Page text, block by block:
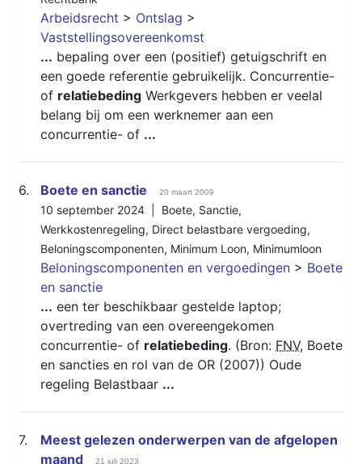
Arbeidsrecht > Ontslag >
Vaststellingsovereenkomst
... bepaling over een (positief) getuigschrift en
een goede referentie gebruikelijk. Concurrentie-
of relatiebeding Werkgevers hebben er veelal
belang bij om een werknemer aan een
concurrentie- of ...
6. Boete en sanctie 20 maart 2009
10 september 2024 | Boete, Sanctie,
Werkkostenregeling, Direct belastbare vergoeding,
Beloningscomponenten, Minimum Loon, Minimumloon
Beloningscomponenten en vergoedingen > Boete
en sanctie
... een ter beschikbaar gestelde laptop;
overtreding van een overeengekomen
concurrentie- of relatiebeding. (Bron: FNV, Boete
en sancties en rol van de OR (2007)) Oude
regeling Belastbaar ...
7.
Meest gelezen onderwerpen van de afgelopen
maand
21 juli 2023